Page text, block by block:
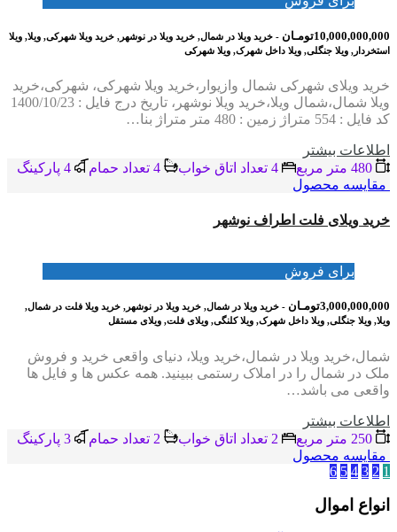
10,000,000,000تومـان
- خرید ویلا در شمال, خرید ویلا در نوشهر, خرید ویلا شهرکی, ویلا, ویلا
استخردار, ویلا جنگلی, ویلا داخل شهرک, ویلا شهرکی
خرید ویلای شهرکی شمال وازیوار،خرید ویلا شهرکی، شهرکی،خرید
ویلا شمال،شمال ویلا،خرید ویلا نوشهر، تاریخ درج فایل : 1400/10/23
کد فایل : 554 متراژ زمین : 480 متر متراژ بنا…
اطلاعات بيشتر
مقایسه محصول
خرید ویلای فلت اطراف نوشهر
برای فروش
3,000,000,000تومـان
- خرید ویلا در شمال, خرید ویلا در نوشهر, خرید ویلا فلت در شمال,
ویلا, ویلا جنگلی, ویلا داخل شهرک, ویلا کلنگی, ویلای فلت, ویلای مستقل
شمال،خرید ویلا در شمال،خرید ویلا، دنیای واقعی خرید و فروش
ملک در شمال را در املاک رستمی ببینید. همه عکس ها و فایل ها
واقعی می باشد…
اطلاعات بيشتر
مقایسه محصول
1
2
3
4
5
6
انواع اموال